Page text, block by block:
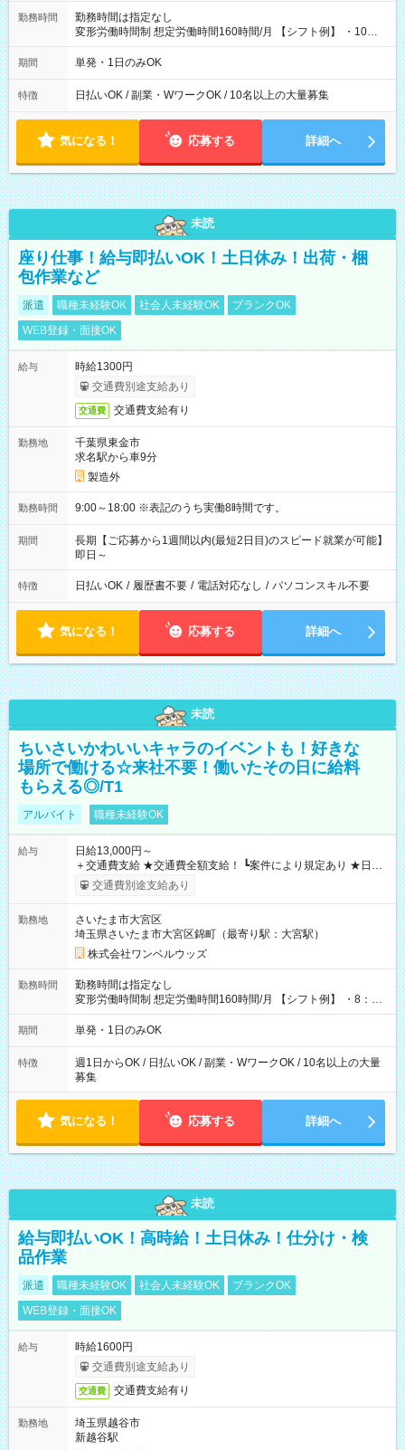
勤務時間
勤務時間は指定なし
変形労働時間制 想定労働時間160時間/月 【シフト例】 ・10：
00～20：00
期間 単発・1日のみOK
特徴 日払いOK / 副業・WワークOK / 10名以上の大量募集
気になる！ 応募する 詳細へ
未読
座り仕事！給与即払いOK！土日休み！出荷・梱
包作業など
派遣 職種未経験OK 社会人未経験OK
ブランクOK
WEB登録・面接OK
給与
時給1300円
交通費別途支給あり
交通費 交通費支給有り
勤務地
千葉県東金市
求名駅から車9分
製造外
勤務時間 9:00～18:00 ※表記のうち実働8時間です。
期間
長期【ご応募から1週間以内(最短2日目)のスピード就業が可能】
即日～
特徴 日払いOK / 履歴書不要 / 電話対応なし / パソコンスキル不要
気になる！ 応募する 詳細へ
未読
ちいさいかわいいキャラのイベントも！好きな
場所で働ける☆来社不要！働いたその日に給料
もらえる◎/T1
アルバイト 職種未経験OK
給与
日給13,000円～
＋交通費支給 ★交通費全額支給！ ┗案件により規定あり ★日払
いOK！（規定あり） ┗働いたその日に現金GET♪ お仕事後はコ
ンビニATMから 日払い分を引き落とせます！ 【試用期間】試
交通費別途支給あり
勤務地
さいたま市大宮区
埼玉県さいたま市大宮区錦町（最寄り駅：大宮駅）
株式会社ワンベルウッズ
勤務時間
勤務時間は指定なし
変形労働時間制 想定労働時間160時間/月 【シフト例】 ・8：00
～21：00
期間 単発・1日のみOK
特徴
週1日からOK / 日払いOK / 副業・WワークOK / 10名以上の大量
募集
気になる！ 応募する 詳細へ
未読
給与即払いOK！高時給！土日休み！仕分け・検
品作業
派遣 職種未経験OK 社会人未経験OK
ブランクOK
WEB登録・面接OK
給与
時給1600円
交通費別途支給あり
交通費 交通費支給有り
勤務地
埼玉県越谷市
新越谷駅